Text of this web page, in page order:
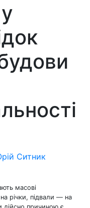
Ситник
масові
річки, підвали — на